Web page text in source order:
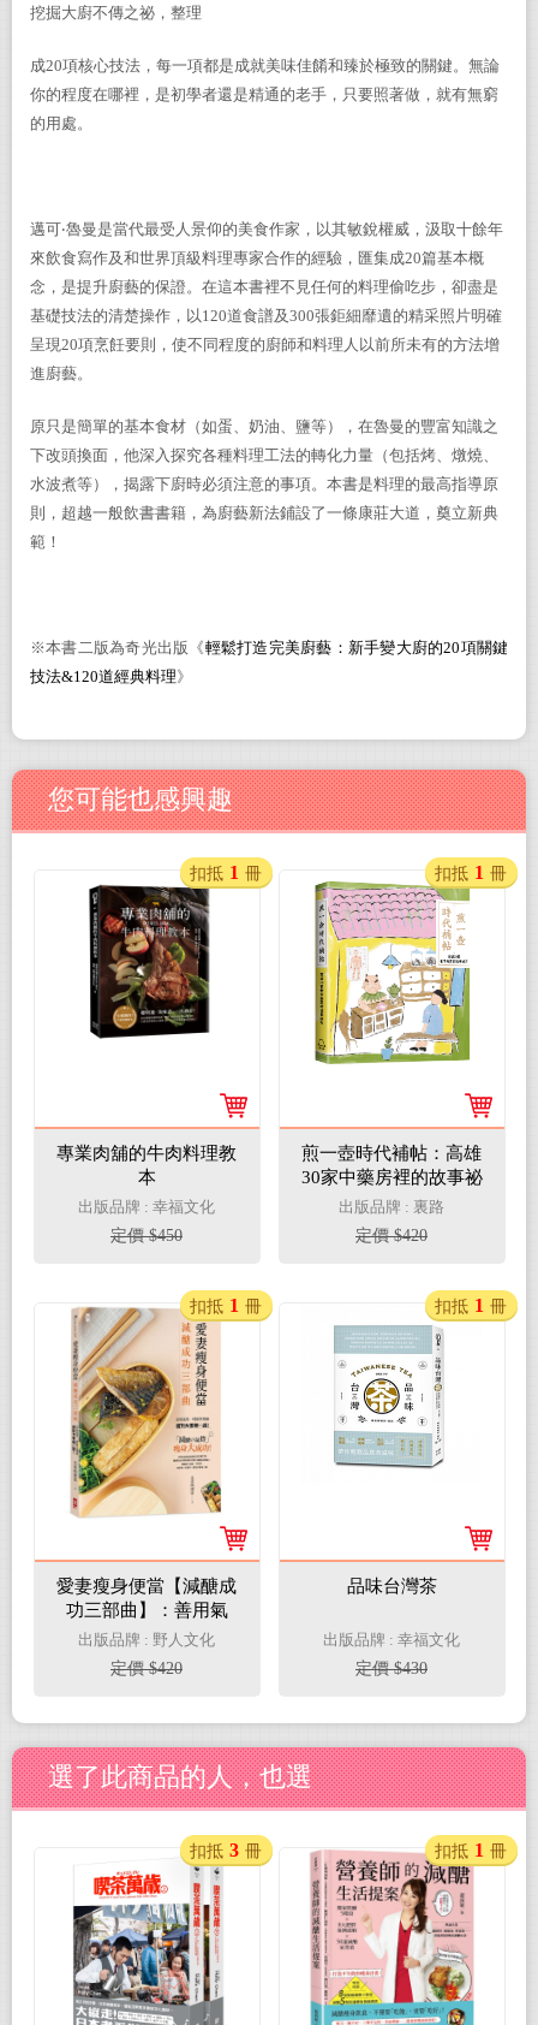
挖掘大廚不傳之祕，整理
成20項核心技法，每一項都是成就美味佳餚和臻於極致的關鍵。無論
你的程度在哪裡，是初學者還是精通的老手，只要照著做，就有無窮
的用處。
邁可‧魯曼是當代最受人景仰的美食作家，以其敏銳權威，汲取十餘年
來飲食寫作及和世界頂級料理專家合作的經驗，匯集成20篇基本概
念，是提升廚藝的保證。在這本書裡不見任何的料理偷吃步，卻盡是
基礎技法的清楚操作，以120道食譜及300張鉅細靡遺的精采照片明確
呈現20項烹飪要則，使不同程度的廚師和料理人以前所未有的方法增
進廚藝。
原只是簡單的基本食材（如蛋、奶油、鹽等），在魯曼的豐富知識之
下改頭換面，他深入探究各種料理工法的轉化力量（包括烤、燉燒、
水波煮等），揭露下廚時必須注意的事項。本書是料理的最高指導原
則，超越一般飲書書籍，為廚藝新法鋪設了一條康莊大道，奠立新典
範！
※本書二版為奇光出版《輕鬆打造完美廚藝： 新手變大廚的20項關鍵
技法&120道經典料理》
您可能也感興趣
專業肉舖的牛肉料理教
本
出版品牌 : 幸福文化
定價 $450
扣抵 1 冊
煎一壺時代補帖：高雄
30家中藥房裡的故事祕
方
出版品牌 : 裏路
定價 $420
扣抵 1 冊
愛妻瘦身便當【減醣成
功三部曲】：善用氣
炸、烤箱各種鍋，瘦到
大家嚇一跳
出版品牌 : 野人文化
定價 $420
扣抵 1 冊
品味台灣茶
出版品牌 : 幸福文化
定價 $430
扣抵 1 冊
選了此商品的人，也選
扣抵 3 冊 扣抵 1 冊